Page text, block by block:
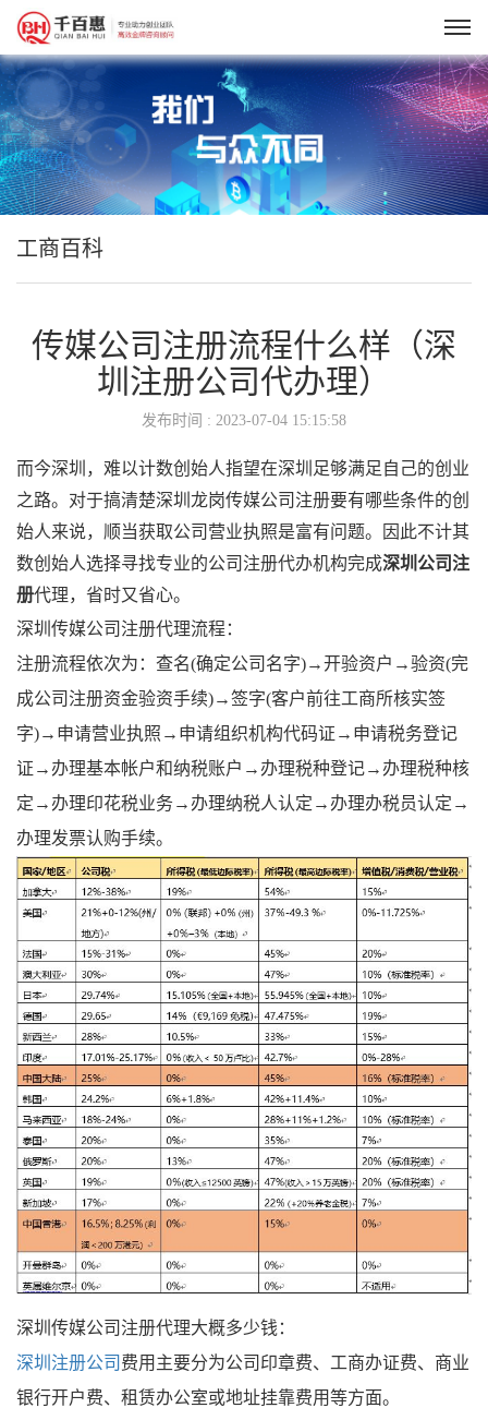
工商百科
传媒公司注册流程什么样（深
圳注册公司代办理）
发布时间 : 2023-07-04 15:15:58
而今深圳，难以计数创始人指望在深圳足够满足自己的创业
之路。对于搞清楚深圳龙岗传媒公司注册要有哪些条件的创
始人来说，顺当获取公司营业执照是富有问题。因此不计其
数创始人选择寻找专业的公司注册代办机构完成深圳公司注
册代理，省时又省心。
深圳传媒公司注册代理流程：
注册流程依次为：查名(确定公司名字)→开验资户→验资(完
成公司注册资金验资手续)→签字(客户前往工商所核实签
字)→申请营业执照→申请组织机构代码证→申请税务登记
证→办理基本帐户和纳税账户→办理税种登记→办理税种核
定→办理印花税业务→办理纳税人认定→办理办税员认定→
办理发票认购手续。
深圳传媒公司注册代理大概多少钱：
深圳注册公司 费用主要分为公司印章费、工商办证费、商业
银行开户费、租赁办公室或地址挂靠费用等方面。